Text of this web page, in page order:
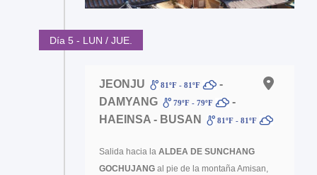
Día 5 - LUN / JUE.
JEONJU 81ºF - 81ºF
-
DAMYANG
79ºF - 79ºF
-
HAEINSA - BUSAN
81ºF - 81ºF
Salida hacia la ALDEA DE SUNCHANG
GOCHUJANG al pie de la montaña Amisan,